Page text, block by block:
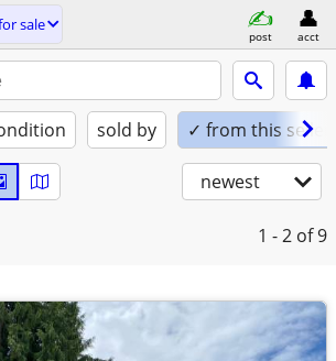
sale
post acct
sold by ✓ from this seller
newest
1 - 2 of 9